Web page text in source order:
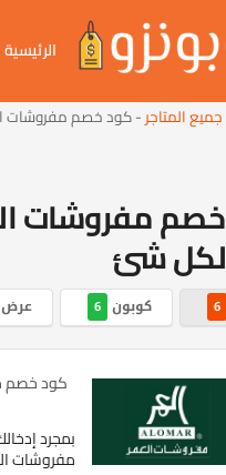
الرئيسية
جميع المتاجر-كود خصم مفروشات
6 كوبون 6 عرض
بمجرد
مفروشات العمر